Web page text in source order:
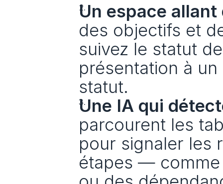
Un espace
des objectifs et
suivez le statut
présentation à
statut.
Une IA qui
parcourent les
pour signaler les
étapes — comme